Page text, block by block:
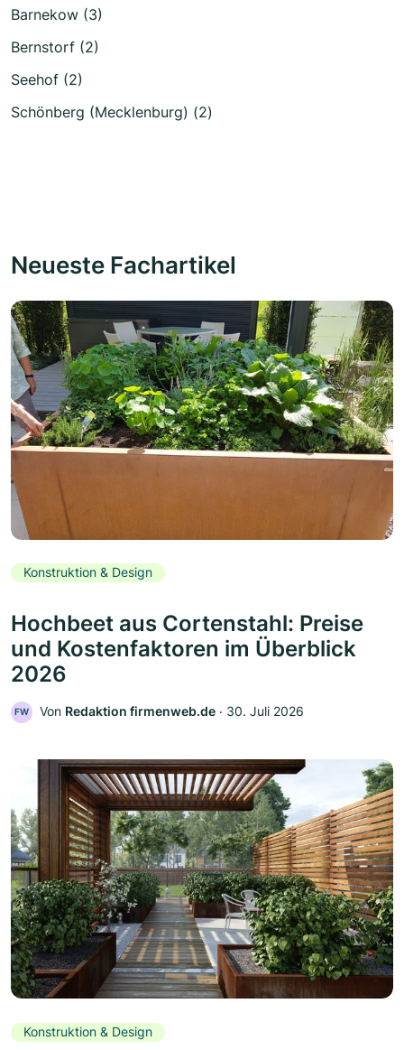
Barnekow (3)
Bernstorf (2)
Seehof (2)
Schönberg (Mecklenburg) (2)
Neueste Fachartikel
Konstruktion & Design
Hochbeet aus Cortenstahl: Preise
und Kostenfaktoren im Überblick
2026
FW Von Redaktion firmenweb.de ‧ 30. Juli 2026
Konstruktion & Design